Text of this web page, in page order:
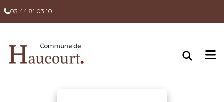
03 44 81 03 10